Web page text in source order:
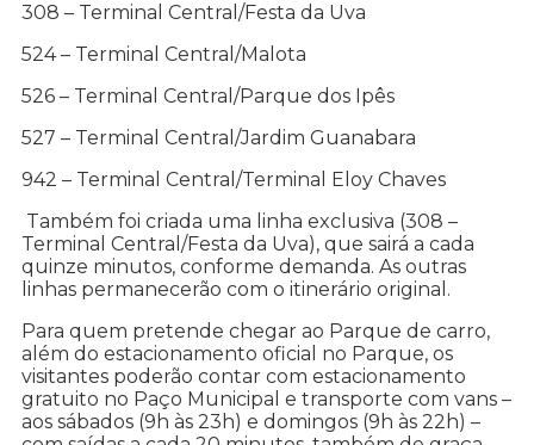
308 – Terminal Central/Festa da Uva
524 – Terminal Central/Malota
526 – Terminal Central/Parque dos Ipês
527 – Terminal Central/Jardim Guanabara
942 – Terminal Central/Terminal Eloy Chaves
Também foi criada uma linha exclusiva (308 –
Terminal Central/Festa da Uva), que sairá a cada
quinze minutos, conforme demanda. As outras
linhas permanecerão com o itinerário original.
Para quem pretende chegar ao Parque de carro,
além do estacionamento oficial no Parque, os
visitantes poderão contar com estacionamento
gratuito no Paço Municipal e transporte com vans –
aos sábados (9h às 23h) e domingos (9h às 22h) –